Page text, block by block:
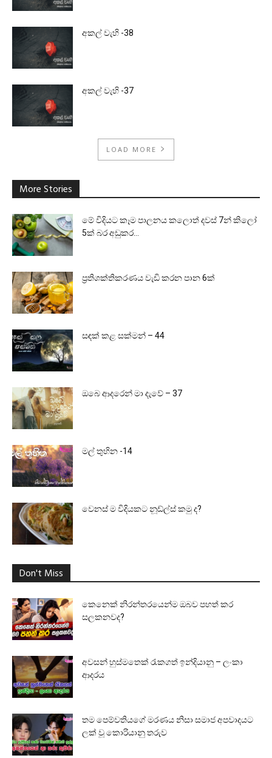
අකල් වැහි -38
අකල් වැහි -37
LOAD MORE
More Stories
මේ විදියට කෑම පාලනය කලොත් දවස් 7න් කිලෝ
5ක් බර අඩුකර...
ප්‍රතිශක්තිකරණය වැඩි කරන පාන 6ක්
සඳක් කළ සක්මන් – 44
ඔබෙ ආදරෙන් මා දැවේ – 37
මල් තුහින -14
වෙනස් ම විදියකට නූඩ්ල්ස් කමු ද?
Don't Miss
කෙනෙක් නිරන්තරයෙන්ම ඔබව පහත් කර
සලකනවද?
අවසන් හුස්මතෙක් රැකගත් ඉන්දියානු – ලංකා
ආදරය
තම පෙම්වතියගේ මරණය නිසා සමාජ අපවාදයට
ලක් වූ කොරියානු තරුව